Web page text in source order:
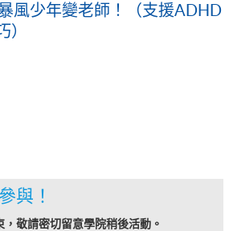
風少年變老師！（支援ADHD
）
與！
敬請密切留意學院稍後活動。